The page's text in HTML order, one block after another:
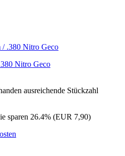
Nitro Geco
ausreichende Stückzahl
sparen 26.4% (EUR 7,90)